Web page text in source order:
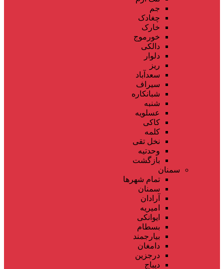
جم
چغادک
خارک
خورموج
دالکی
دلوار
ریز
سعدآباد
سیراف
شبانکاره
شنبه
عسلویه
کاکی
کلمه
نخل تقی
وحدتیه
بازگشت
سمنان
تمام شهر‌ها
سمنان
آرادان
امیریه
ایوانکی
بسطام
بیارجمند
دامغان
درجزین
دیباج